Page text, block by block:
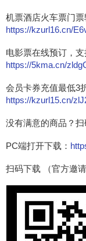
机票酒店火车票门
https://kzurl16.cn/
电影票在线预订，
https://5kma.cn/
会员卡券充值最低3
https://kzurl15.cn/
没有满意的商品？扫
PC端打开下载：
扫码下载 （官方邀请